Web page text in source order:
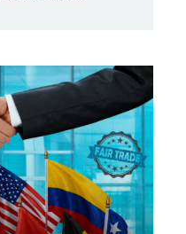
la adopción de